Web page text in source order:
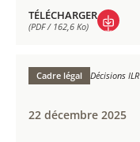
TÉLÉCHARGER
(PDF / 162,6 Ko)
(PDF / 162,6 Ko)
Cadre légal Décisions ILR
22 décembre 2025